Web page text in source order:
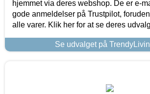
hjemmet via deres webshop. De er e-
gode anmeldelser på Trustpilot,
alle varer. Klik her for at se deres
Se udvalget på